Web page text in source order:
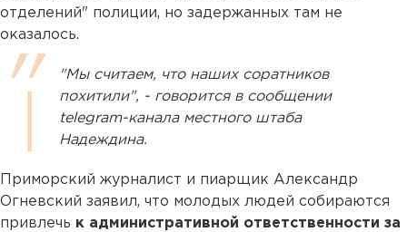
отделений" полиции, но задержанных там не
оказалось.
"Мы считаем, что наших соратников
похитили", - говорится в сообщении
telegram-канала местного штаба
Надеждина.
Приморский журналист и пиарщик Александр
Огневский заявил, что молодых людей собираются
привлечь к административной ответственности за